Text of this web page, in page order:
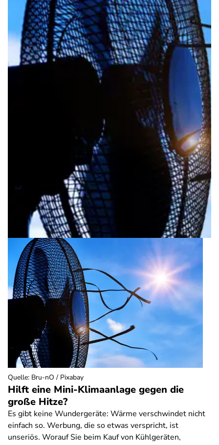
Hilft eine Mini-Klimaanlage gegen die
große Hitze?
Es gibt keine Wundergeräte: Wärme verschwindet nicht
einfach so. Werbung, die so etwas verspricht, ist
unseriös. Worauf Sie beim Kauf von Kühlgeräten,
Quelle: Bru-nO / Pixabay